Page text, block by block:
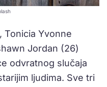
Tonicia Yvonne
Jordan (26)
odvratnog slučaja
ljudima. Sve tri